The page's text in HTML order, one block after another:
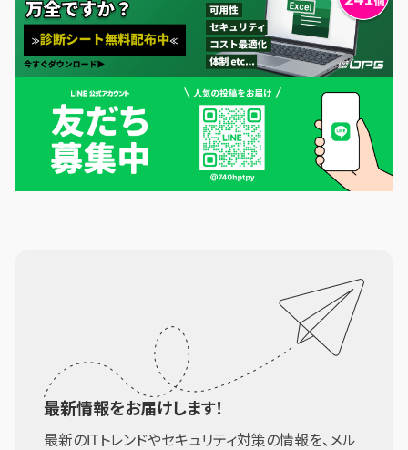
最新情報をお届けします！
最新のITトレンドやセキュリティ対策の情報を、メル